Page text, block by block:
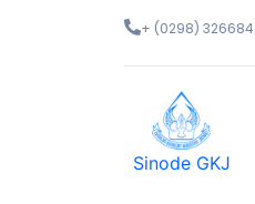
+ (0298) 326684
Sinode GKJ